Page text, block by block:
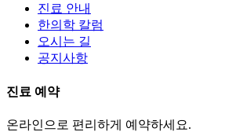
진료 안내
한의학 칼럼
오시는 길
공지사항
진료 예약
온라인으로 편리하게 예약하세요.